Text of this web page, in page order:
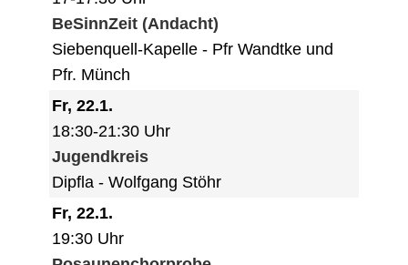
BeSinnZeit (Andacht)
Siebenquell-Kapelle
Pfr Wandtke und
Pfr. Münch
Fr, 22.1.
18:30-21:30 Uhr
Jugendkreis
Dipfla
Wolfgang Stöhr
Fr, 22.1.
19:30 Uhr